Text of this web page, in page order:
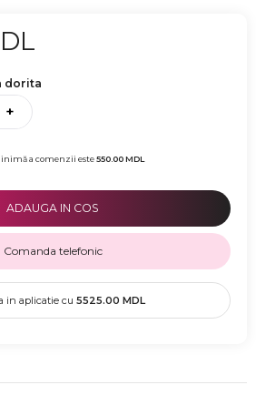
dorita
+
a comenzii este550.00MDL
ADAUGA IN COS
Comanda telefonic
in aplicatie cu 5525.00 MDL